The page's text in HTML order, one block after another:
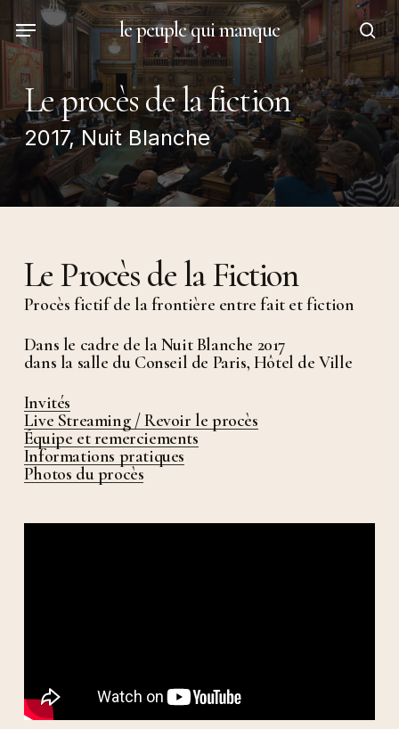
to
main
content
le peuple qui manque
Menu
Le procès de la fiction
2017, Nuit Blanche
Le Procès de la Fiction
Procès fictif de la frontière entre fait et fiction
Dans le cadre de la Nuit Blanche 2017
dans la salle du Conseil de Paris, Hôtel de Ville
Invités
Live Streaming / Revoir le procès
Équipe et remerciements
Informations pratiques
Photos du procès